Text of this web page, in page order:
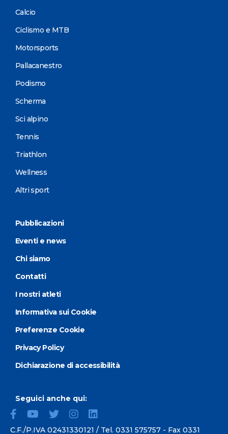
Calcio
Ciclismo e MTB
Motorsports
Pallacanestro
Podismo
Scherma
Sci alpino
Tennis
Triathlon
Wellness
Altri sport
Pubblicazioni
Eventi e news
Chi siamo
Contatti
I nostri atleti
Informativa sui Cookie
Preferenze Cookie
Privacy Policy
Dichiarazione di accessibilità
Seguici anche qui:
C.F./P.IVA 02431330121 / Tel. 0331 575757 - Fax 0331